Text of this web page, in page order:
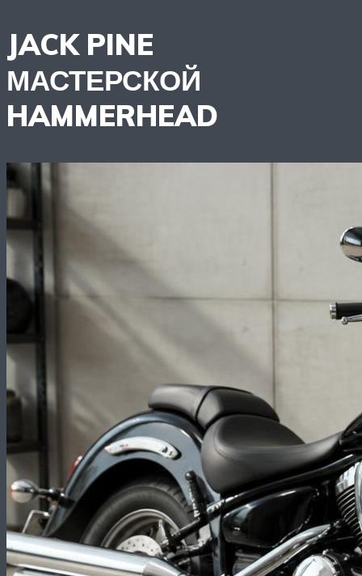
JACK PINE
МАСТЕРСКОЙ
HAMMERHEAD